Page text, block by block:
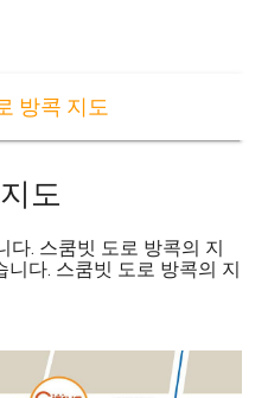
방콕 지도
도
다. 스쿰빗 도로 방콕의 지
다. 스쿰빗 도로 방콕의 지